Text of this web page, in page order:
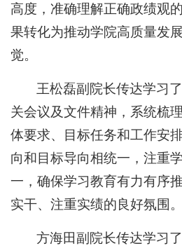
高度，准确理解正确政绩观
果转化为推动学院高质量发
觉。
王松磊副院长传达学习
关会议及文件精神，系统梳
体要求、目标任务和工作安
向和目标导向相统一，注重
一，确保学习教育有力有序
实干、注重实绩的良好氛围。
方海田副院长传达学习